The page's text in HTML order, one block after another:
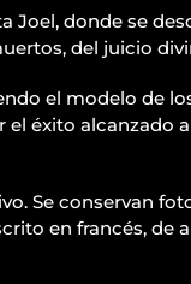
donde se
del juicio
el modelo de
el éxito alcanzado
Se conservan
en francés,